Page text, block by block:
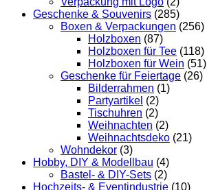
Geschenke & Souvenirs (285)
Boxen & Verpackungen (256)
Holzboxen (87)
Holzboxen für Tee (118)
Holzboxen für Wein (51)
Geschenke für Feiertage (26)
Bilderrahmen (1)
Partyartikel (2)
Tischuhren (2)
Weihnachten (2)
Weihnachtsdeko (21)
Wohndekor (3)
Hobby, DIY & Modellbau (4)
Bastel- & DIY-Sets (2)
Hochzeits- & Eventindustrie (10)